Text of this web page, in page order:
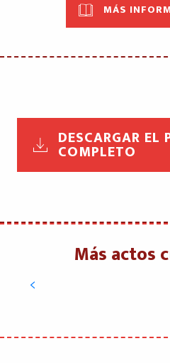
MÁS
DESCARGAR EL
COMPLETO
Más actos